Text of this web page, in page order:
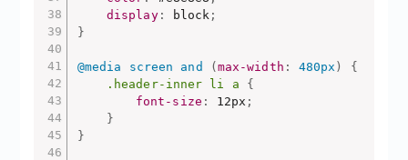
display: block ;
}
@media screen and ( max-width : 480px )
{
.header-inner li a
{
font-size : 12px ;
}
}